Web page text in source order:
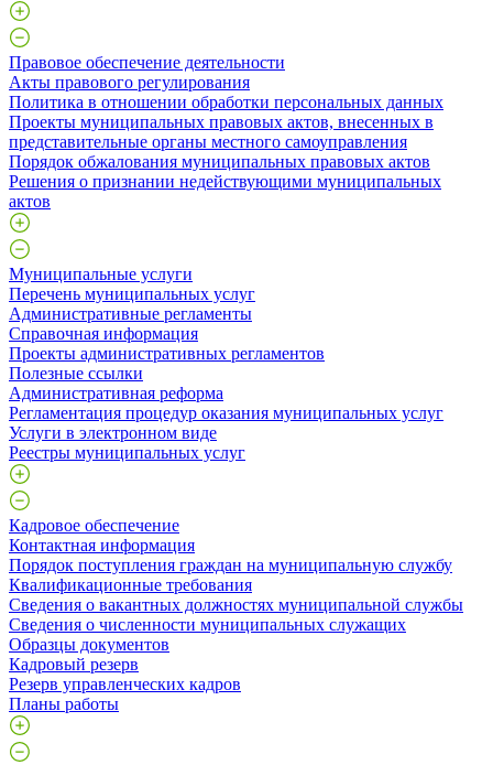
Правовое обеспечение деятельности
Акты правового регулирования
Политика в отношении обработки персональных данных
Проекты муниципальных правовых актов, внесенных в
представительные органы местного самоуправления
Порядок обжалования муниципальных правовых актов
Решения о признании недействующими муниципальных
актов
Муниципальные услуги
Перечень муниципальных услуг
Административные регламенты
Справочная информация
Проекты административных регламентов
Полезные ссылки
Административная реформа
Регламентация процедур оказания муниципальных услуг
Услуги в электронном виде
Реестры муниципальных услуг
Кадровое обеспечение
Контактная информация
Порядок поступления граждан на муниципальную службу
Квалификационные требования
Сведения о вакантных должностях муниципальной службы
Сведения о численности муниципальных служащих
Образцы документов
Кадровый резерв
Резерв управленческих кадров
Планы работы